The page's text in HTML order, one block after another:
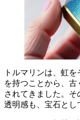
トルマリンは、虹
を持つことから、
されてきました。そ
透明感も、宝石とし